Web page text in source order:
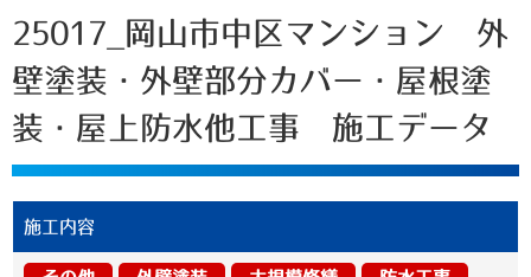
25017_岡山市中区マンション 外
壁塗装・外壁部分カバー・屋根塗
装・屋上防水他工事 施工データ
施工内容